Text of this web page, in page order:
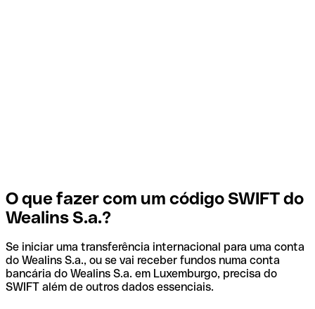
O que fazer com um código SWIFT do
Wealins S.a.?
Se iniciar uma transferência internacional para uma conta
do Wealins S.a., ou se vai receber fundos numa conta
bancária do Wealins S.a. em Luxemburgo, precisa do
SWIFT além de outros dados essenciais.